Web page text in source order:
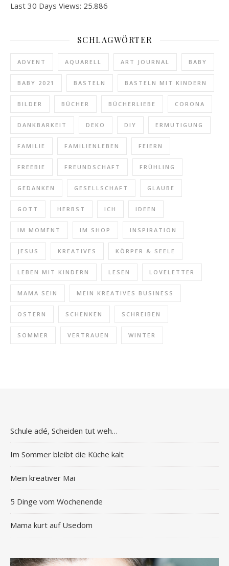
Last 30 Days Views: 25.886
SCHLAGWÖRTER
ADVENT AQUARELL ART JOURNAL BABY
BABY 2021 BASTELN BASTELN MIT KINDERN
BILDER BÜCHER BÜCHERLIEBE CORONA
DANKBARKEIT DEKO DIY ERMUTIGUNG
FAMILIE FAMILIENLEBEN FEIERN
FREEBIE FREUNDSCHAFT FRÜHLING
GEDANKEN GESELLSCHAFT GLAUBE
GOTT HERBST ICH IDEEN
IM MOMENT IM SHOP INSPIRATION
JESUS KREATIVES KÖRPER & SEELE
LEBEN MIT KINDERN LESEN LOVELETTER
MAMA SEIN MEIN KREATIVES BUSINESS
OSTERN SCHENKEN SCHREIBEN
SOMMER VERTRAUEN WINTER
Schule adé, Scheiden tut weh…
Im Sommer bleibt die Küche kalt
Mein kreativer Mai
5 Dinge vom Wochenende
Mama kurt auf Usedom